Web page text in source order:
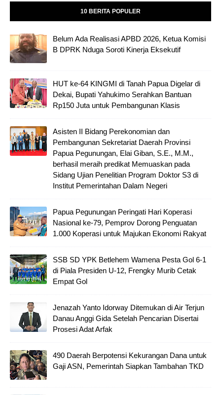
10 BERITA POPULER
Belum Ada Realisasi APBD 2026, Ketua Komisi
B DPRK Nduga Soroti Kinerja Eksekutif
HUT ke-64 KINGMI di Tanah Papua Digelar di
Dekai, Bupati Yahukimo Serahkan Bantuan
Rp150 Juta untuk Pembangunan Klasis
Asisten II Bidang Perekonomian dan
Pembangunan Sekretariat Daerah Provinsi
Papua Pegunungan, Elai Giban, S.E., M.M.,
berhasil meraih predikat Memuaskan pada
Sidang Ujian Penelitian Program Doktor S3 di
Institut Pemerintahan Dalam Negeri
Papua Pegunungan Peringati Hari Koperasi
Nasional ke-79, Pemprov Dorong Penguatan
1.000 Koperasi untuk Majukan Ekonomi Rakyat
SSB SD YPK Betlehem Wamena Pesta Gol 6-1
di Piala Presiden U-12, Frengky Murib Cetak
Empat Gol
Jenazah Yanto Idorway Ditemukan di Air Terjun
Danau Anggi Gida Setelah Pencarian Disertai
Prosesi Adat Arfak
490 Daerah Berpotensi Kekurangan Dana untuk
Gaji ASN, Pemerintah Siapkan Tambahan TKD